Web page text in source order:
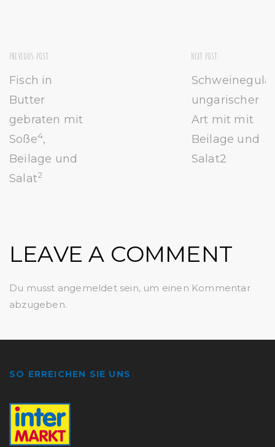
PREVIOUS POST:
Fisch in
Butter
gebraten mit
Soße4,
Beilage und
Salat2
NEXT POST:
ungarischer
Art mit mit
Beilage und
Salat2
LEAVE A COMMENT
Du musst angemeldetsein, um einen Kommentar
abzugeben.
SO ERREICHEN SIE UNS